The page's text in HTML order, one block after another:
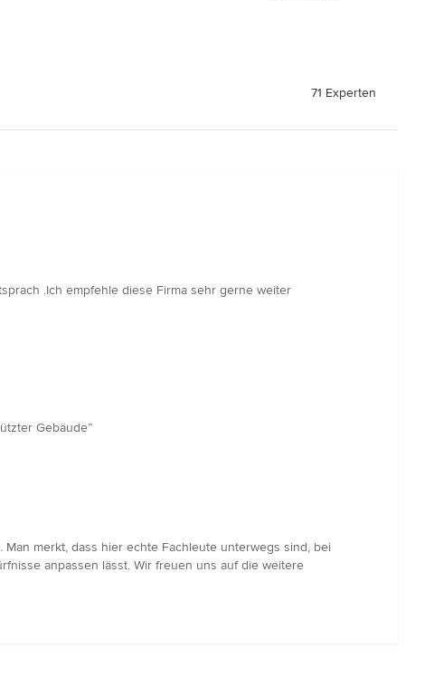
71 Experten
.Ich empfehle diese Firma sehr gerne weiter
Gebäude”
merkt, dass hier echte Fachleute unterwegs sind, bei
anpassen lässt. Wir freuen uns auf die weitere